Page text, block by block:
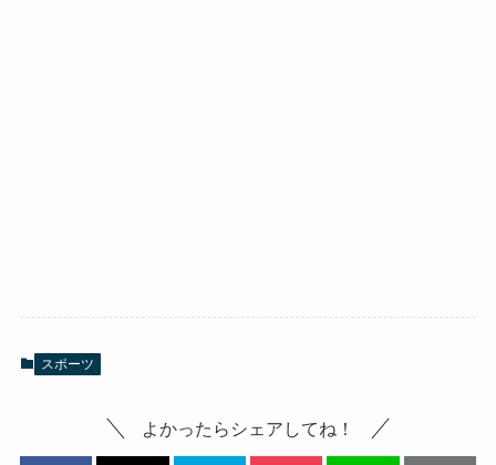
スポーツ
よかったらシェアしてね！